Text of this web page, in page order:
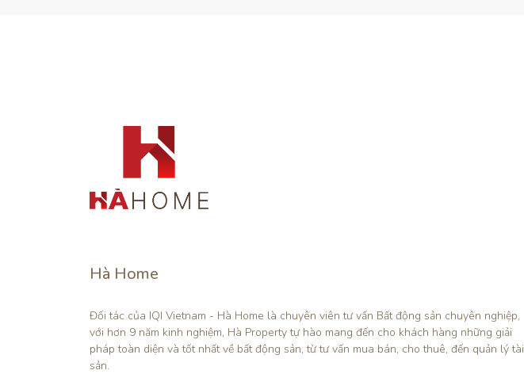
Hà Home
Đối tác của IQI Vietnam - Hà Home là chuyên viên tư vấn Bất động sản chuyên nghiệp,
với hơn 9 năm kinh nghiệm, Hà Property tự hào mang đến cho khách hàng những giải
pháp toàn diện và tốt nhất về bất động sản, từ tư vấn mua bán, cho thuê, đến quản lý tài
sản.